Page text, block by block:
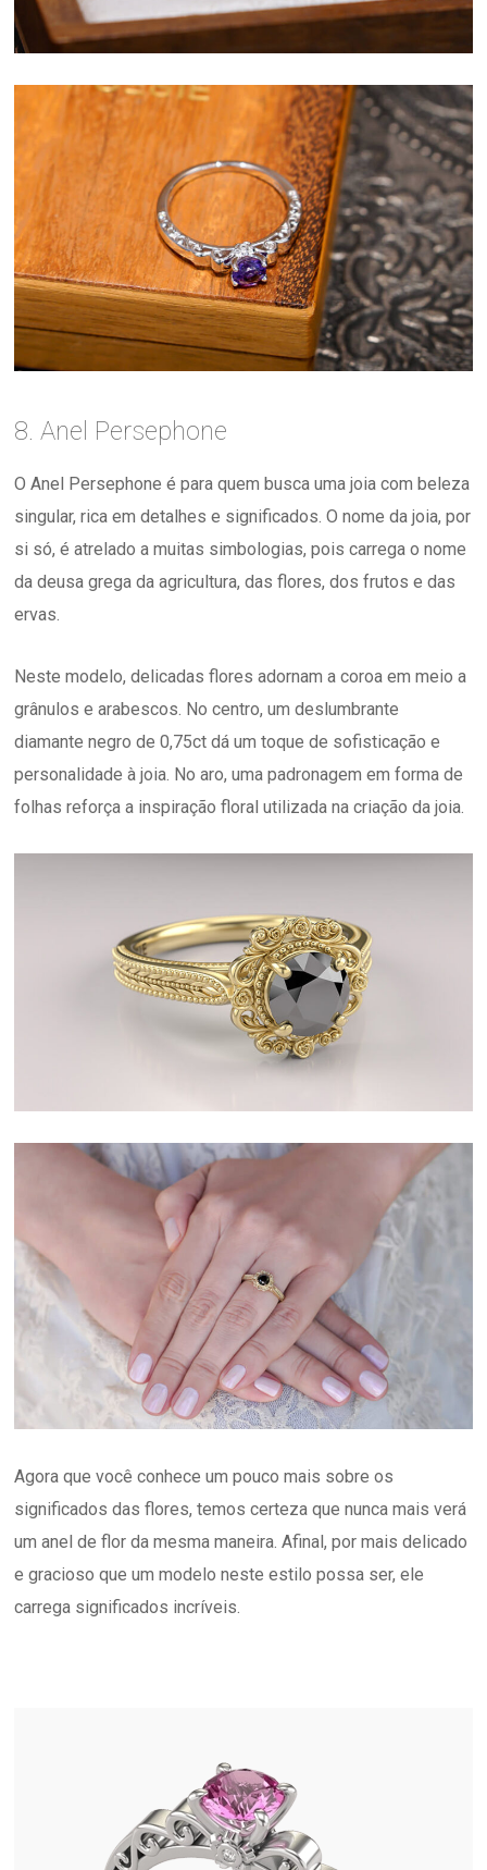
8. Anel Persephone
O Anel Persephone é para quem busca uma joia com beleza
singular, rica em detalhes e significados. O nome da joia, por
si só, é atrelado a muitas simbologias, pois carrega o nome
da deusa grega da agricultura, das flores, dos frutos e das
ervas.
Neste modelo, delicadas flores adornam a coroa em meio a
grânulos e arabescos. No centro, um deslumbrante
diamante negro de 0,75ct dá um toque de sofisticação e
personalidade à joia. No aro, uma padronagem em forma de
folhas reforça a inspiração floral utilizada na criação da joia.
Agora que você conhece um pouco mais sobre os
significados das flores, temos certeza que nunca mais verá
um anel de flor da mesma maneira. Afinal, por mais delicado
e gracioso que um modelo neste estilo possa ser, ele
carrega significados incríveis.